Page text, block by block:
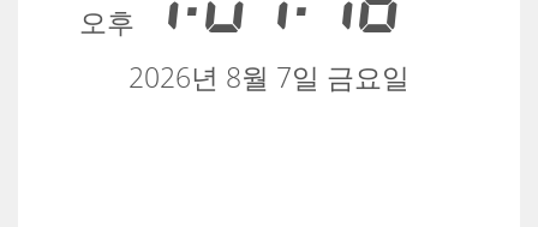
오후
2026년 8월 7일 금요일